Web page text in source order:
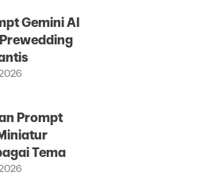
Gemini AI
Prompt
Tema